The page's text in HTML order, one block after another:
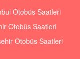
Otobüs Saatleri
Otobüs Saatleri
Otobüs Saatleri